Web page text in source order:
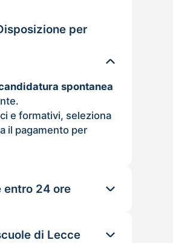
per
spontanea
e formativi, seleziona
il pagamento per
entro 24 ore
di Lecce